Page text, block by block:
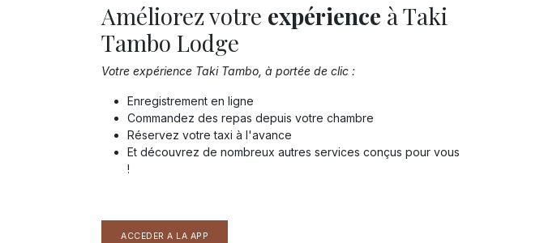
Améliorez votre expérience à Taki
Tambo Lodge
Votre expérience Taki Tambo, à portée de clic :
Enregistrement en ligne
Commandez des repas depuis votre chambre
Réservez votre taxi à l'avance
Et découvrez de nombreux autres services conçus pour vous
!
ACCEDER A LA APP